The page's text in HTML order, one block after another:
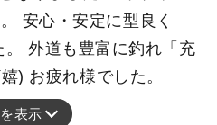
安心・安定に型良く
。 外道も豊富に釣れ「充
) お疲れ様でした。
表示